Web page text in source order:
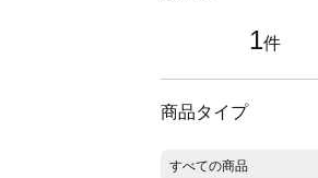
1件
商品タイプ
すべての商品